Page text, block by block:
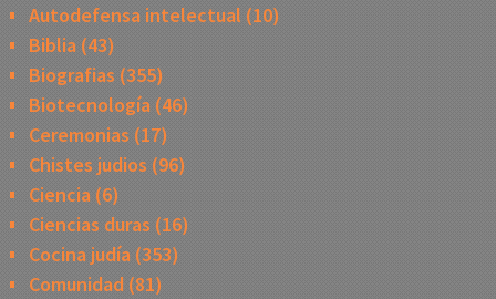
Autodefensa intelectual (10)
Biblia(43)
Biografias (355)
Biotecnología(46)
Ceremonias (17)
Chistes judios (96)
Ciencia(6)
Ciencias duras (16)
Cocina judía(353)
Comunidad(81)